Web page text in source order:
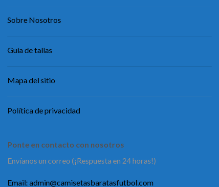
Sobre Nosotros
Guía de tallas
Mapa del sitio
Política de privacidad
Ponte en contacto con nosotros
Envíanos un correo (¡Respuesta en 24 horas!)
Email: admin@camisetasbaratasfutbol.com